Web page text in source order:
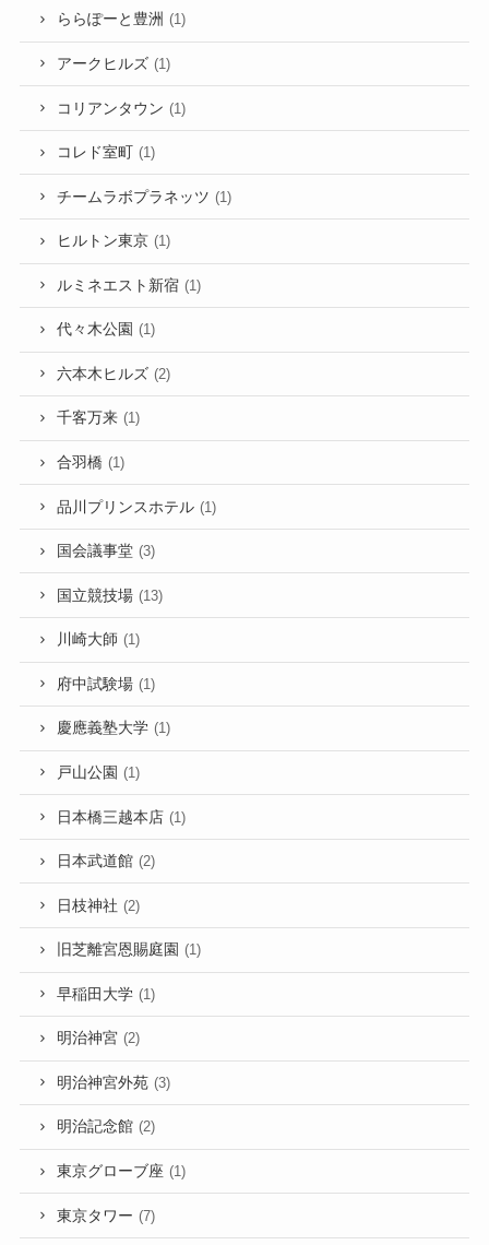
ららぽーと豊洲 (1)
アークヒルズ (1)
コリアンタウン (1)
コレド室町 (1)
チームラボプラネッツ (1)
ヒルトン東京 (1)
ルミネエスト新宿 (1)
代々木公園 (1)
六本木ヒルズ (2)
千客万来 (1)
合羽橋 (1)
品川プリンスホテル (1)
国会議事堂 (3)
国立競技場 (13)
川崎大師 (1)
府中試験場 (1)
慶應義塾大学 (1)
戸山公園 (1)
日本橋三越本店 (1)
日本武道館 (2)
日枝神社 (2)
旧芝離宮恩賜庭園 (1)
早稲田大学 (1)
明治神宮 (2)
明治神宮外苑 (3)
明治記念館 (2)
東京グローブ座 (1)
東京タワー (7)